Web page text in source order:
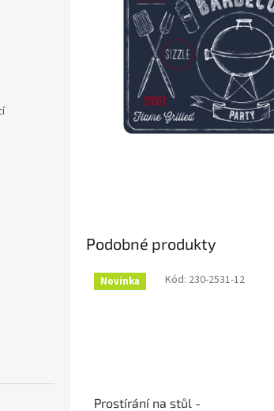
hvězdiček.
Podobné produkty
Novinka
Prostírání na stůl -
Kód: 230-2531-12